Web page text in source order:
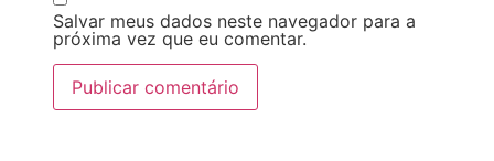
Salvar meus dados neste navegador para a
próxima vez que eu comentar.